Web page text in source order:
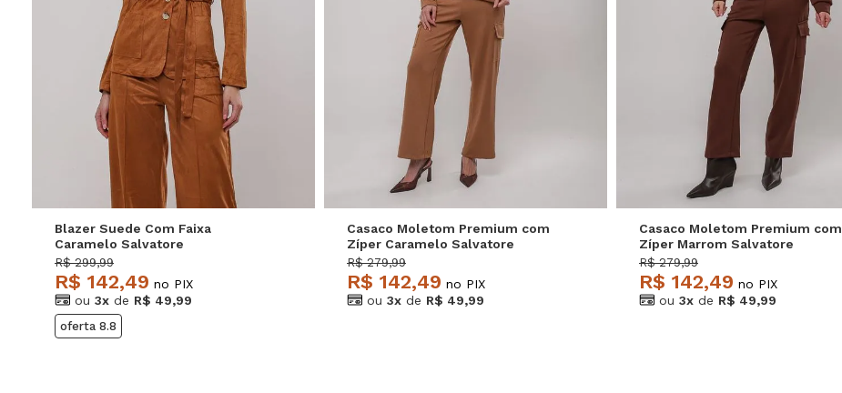
M
Blazer Suede Com Faixa
Caramelo Salvatore
R$ 299,99
R$ 142,49 no PIX
ou 3x de R$ 49,99
oferta 8.8
P M
Casaco Moletom Premium com
Zíper Caramelo Salvatore
R$ 279,99
R$ 142,49 no PIX
ou 3x de R$ 49,99
G
Casaco Moletom Premium com
Zíper Marrom Salvatore
R$ 279,99
R$ 142,49 no PIX
ou 3x de R$ 49,99